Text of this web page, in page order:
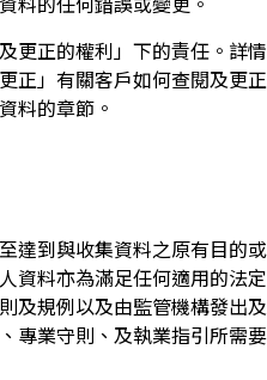
更正的權利」下的責任。詳情
正」有關客戶如何查閱及更正
料的章節。
達到與收集資料之原有目的或
資料亦為滿足任何適用的法定
及規例以及由監管機構發出及
專業守則、及執業指引所需要